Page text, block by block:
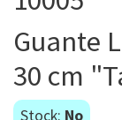
Guante
30 cm
Stock: No